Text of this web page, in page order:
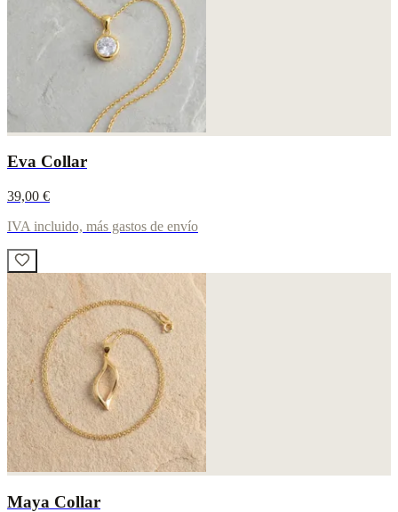
Eva Collar
39,00 €
IVA incluido, más gastos de envío
Maya Collar